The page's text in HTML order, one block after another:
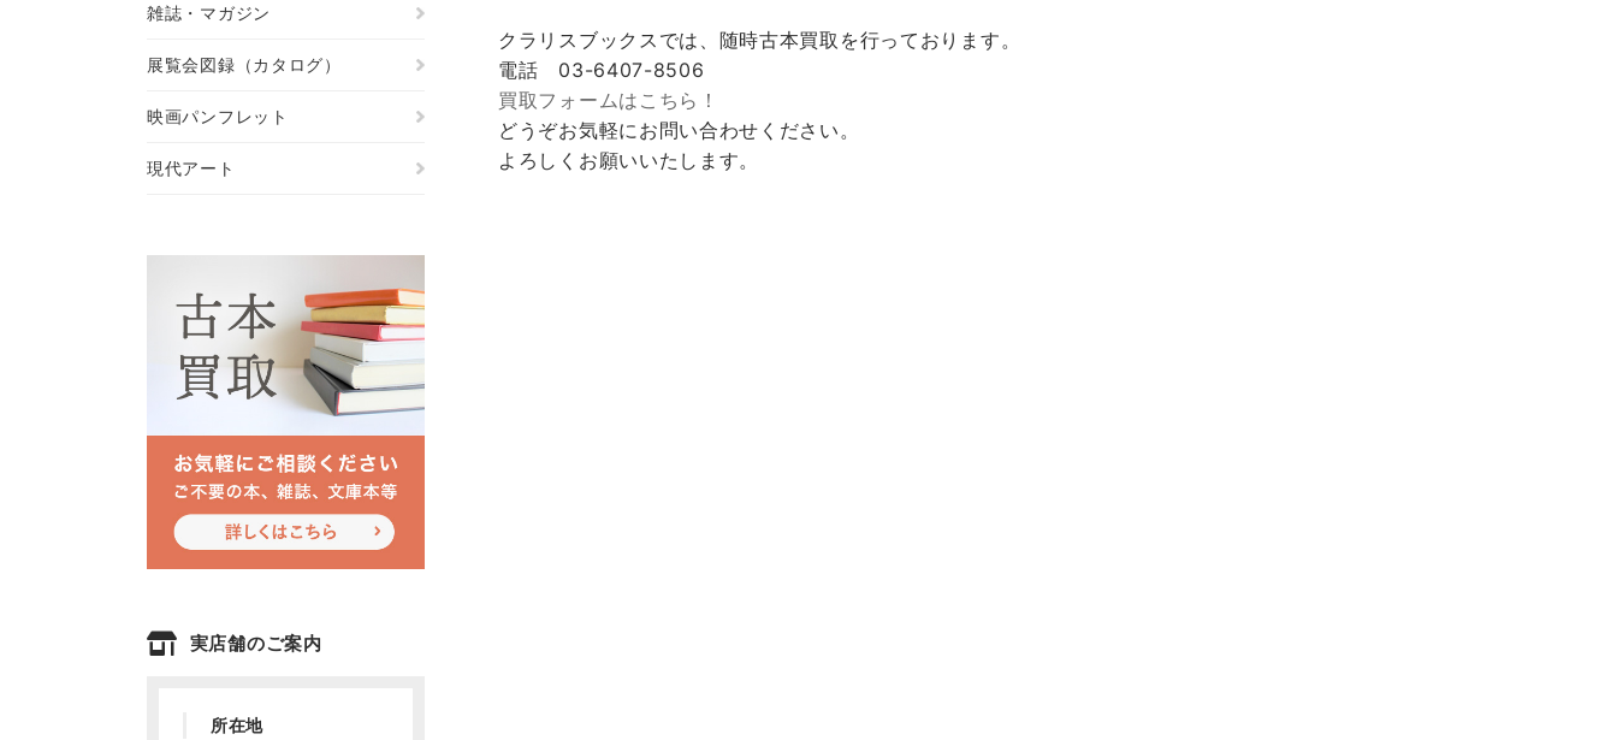
クラリスブックスでは、随時古本買取を行っております。
電話 03-6407-8506
買取フォームはこちら！
どうぞお気軽にお問い合わせください。
よろしくお願いいたします。
雑誌・マガジン
展覧会図録（カタログ）
映画パンフレット
現代アート
実店舗のご案内
所在地